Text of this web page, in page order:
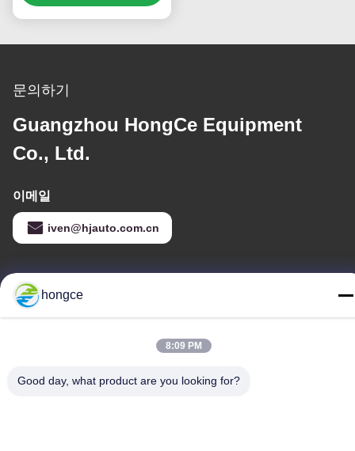
문의하기
Guangzhou HongCe Equipment
Co., Ltd.
이메일
iven@hjauto.com.cn
우리 주소
청원하세요 :
제6-39번지, 야오구 농장, 시비 3번지, 시비 거리, 판유 구, 광저우
hongce
8:09 PM
Good day, what product are you looking for?